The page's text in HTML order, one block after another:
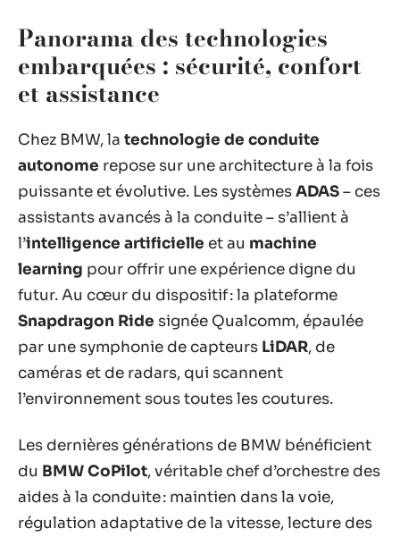
Panorama des technologies
embarquées : sécurité, confort
et assistance
Chez BMW, la technologie de conduite
autonome repose sur une architecture à la fois
puissante et évolutive. Les systèmesADAS– ces
assistants avancés à la conduite – s’allient à
l’intelligence artificielle et au machine
learning pour offrir une expérience digne du
futur. Au cœur du dispositif : la plateforme
Snapdragon Ride signée Qualcomm, épaulée
par une symphonie de capteurs LiDAR, de
caméras et de radars, qui scannent
l’environnement sous toutes les coutures.
Les dernières générations de BMW bénéficient
du BMW CoPilot, véritable chef d’orchestre des
aides à la conduite : maintien dans la voie,
régulation adaptative de la vitesse, lecture des